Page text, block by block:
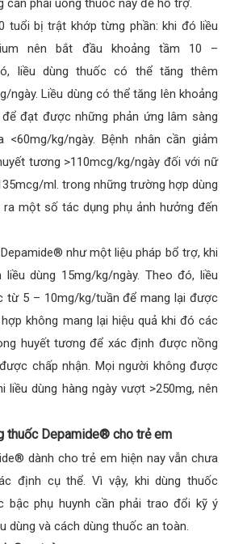
cần phải uống thuốc này để hỗ trợ.
tuổi bị trật khớp từng phần: khi đó liều
nên bắt đầu khoảng tầm 10 –
liều dùng thuốc có thể tăng thêm
ngày. Liều dùng có thể tăng lên khoảng
đạt được những phản ứng lâm sàng
kg/ngày. Bệnh nhân cần giảm
tương >110mcg/kg/ngày đối với nữ
ml. trong những trường hợp dùng
một số tác dụng phụ ảnh hưởng đến
như một liệu pháp bổ trợ, khi
dùng 15mg/kg/ngày. Theo đó, liều
từ 5 – 10mg/kg/tuần để mang lại được
không mang lại hiệu quả khi đó các
huyết tương để xác định được nồng
chấp nhận. Mọi người không được
liều dùng hàng ngày vượt >250mg, nên
thuốc Depamide® cho trẻ em
dành cho trẻ em hiện nay vẫn chưa
định cụ thể. Vì vậy, khi dùng thuốc
bậc phụ huynh cần phải trao đổi kỹ ý
dùng và cách dùng thuốc an toàn.